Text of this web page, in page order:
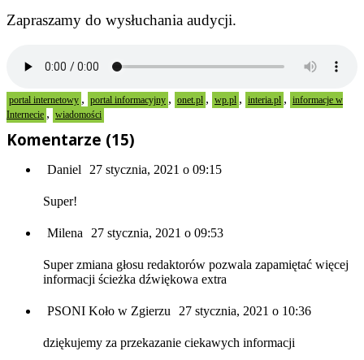
Zapraszamy do wysłuchania audycji.
portal internetowy , portal informacyjny , onet.pl , wp.pl , interia.pl , informacje w
Internecie , wiadomości
Komentarze (15)
Daniel 27 stycznia, 2021 o 09:15
Super!
Milena 27 stycznia, 2021 o 09:53
Super zmiana głosu redaktorów pozwala zapamiętać więcej
informacji ścieżka dźwiękowa extra
PSONI Koło w Zgierzu 27 stycznia, 2021 o 10:36
dziękujemy za przekazanie ciekawych informacji